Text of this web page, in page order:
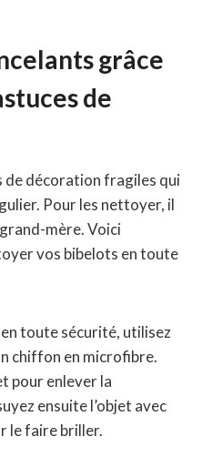
grâce
de
de décoration fragiles qui
Pour les nettoyer, il
mère. Voici
vos bibelots en toute
toute sécurité, utilisez
chiffon en microfibre.
pour enlever la
ensuite l’objet avec
le faire briller.